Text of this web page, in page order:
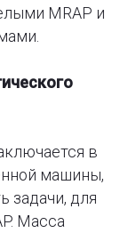
MRAP и
в
машины,
задачи, для
Масса